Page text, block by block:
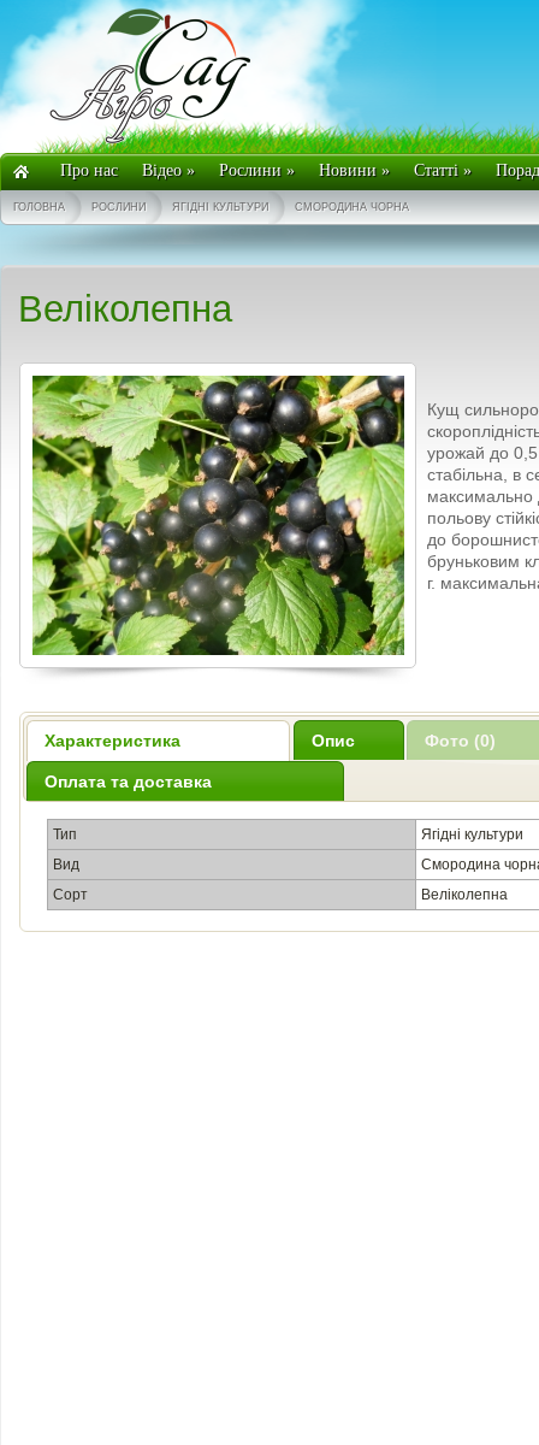
Про нас Відео» Рослини» Новини» Статті»
СМОРОДИНА ЧОРНА
ЯГІДНІ КУЛЬТУРИ
РОСЛИНИ
ГОЛОВНА
Веліколепна
Кущ
урожай до 0,5
стабільна, в
максимально
польову
до
бруньковим
г.
Характеристика Опис Фото (0)
Оплата та доставка
Тип
Ягідні культури
Вид
Смородина
Сорт
Веліколепна